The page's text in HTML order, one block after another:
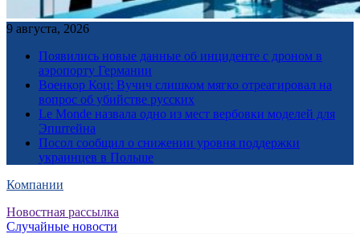
9 августа, 2026
Появились новые данные об инциденте с дроном в
аэропорту Германии
Военкор Коц: Вучич слишком мягко отреагировал на
вопрос об убийстве русских
Le Monde назвала одно из мест вербовки моделей для
Эпштейна
Посол сообщил о снижении уровня поддержки
украинцев в Польше
Компании
Новостная рассылка
Случайные новости